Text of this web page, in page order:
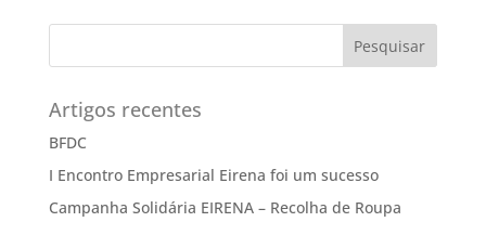
Pesquisar
Artigos recentes
BFDC
I Encontro Empresarial Eirena foi um sucesso
Campanha Solidária EIRENA – Recolha de Roupa